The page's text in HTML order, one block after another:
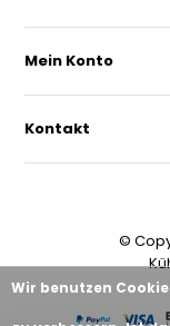
Mein Konto
Kontakt
©
Wir benutzen